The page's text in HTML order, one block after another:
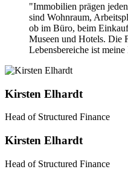
"Immobilien prägen
sind Wohnraum,
ob im Büro, beim
Museen und Hotels. Die
Lebensbereiche ist
Kirsten Elhardt
Head of Structured Finance
Kirsten Elhardt
Head of Structured Finance